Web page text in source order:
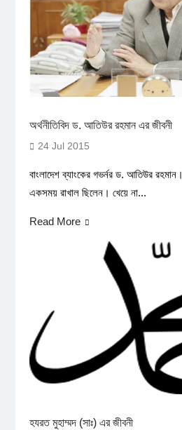
অর্থনীতিবিদ ড. আতিউর রহমান এর জীবনী
24 Jul 2015
বাংলাদেশ ব্যাংকের গভর্নর ড. আতিউর
একসময় রাখাল ছিলেন। খেয়ে না...
Read More
হযরত মুহাম্মদ (সাঃ) এর জীবনী